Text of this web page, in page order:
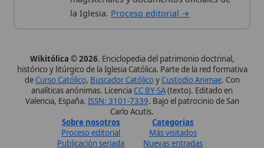
Perfil de Instagram
Síguenos · @wikitolica